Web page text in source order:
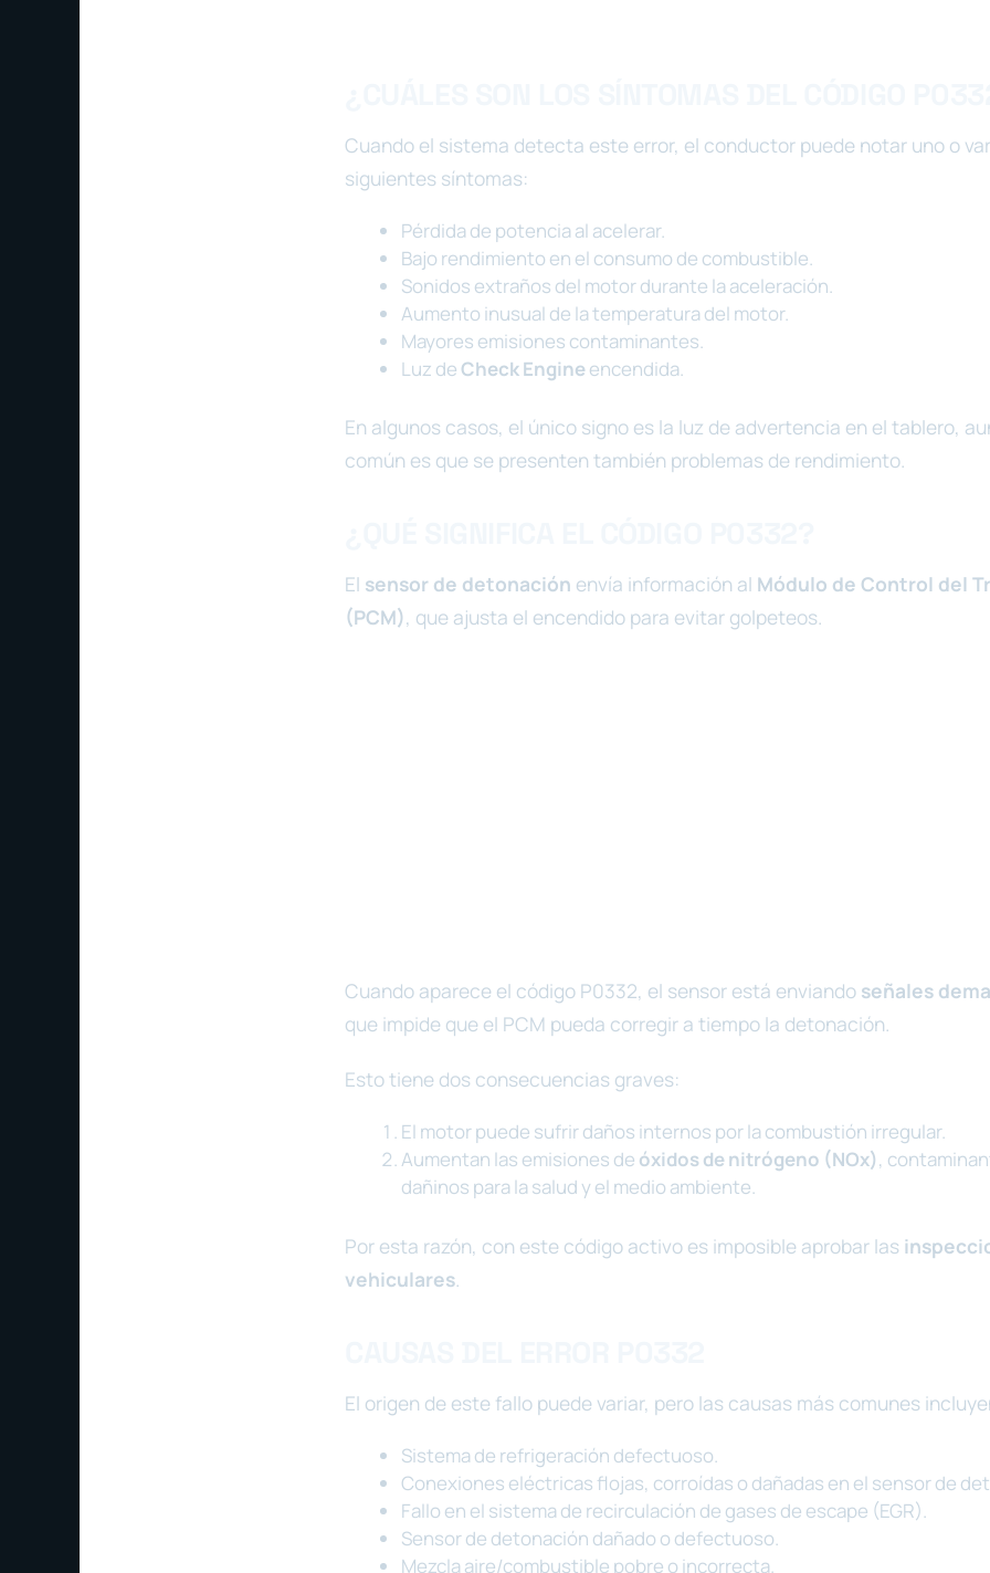
Cuando el sistema detecta este error, el conductor puede notar uno o
siguientes síntomas:
Pérdida de potencia al acelerar.
Bajo rendimiento en el consumo de combustible.
Sonidos extraños del motor durante la aceleración.
Aumento inusual de la temperatura del motor.
Mayores emisiones contaminantes.
Luz deCheck Engineencendida.
En algunos casos, el único signo es la luz de advertencia en el tablero,
común es que se presenten también problemas de rendimiento.
El sensor de detonación envía información al Módulo de Control del
(PCM), que ajusta el encendido para evitar golpeteos.
Cuando aparece el código P0332, el sensor está enviando señales
que impide que el PCM pueda corregir a tiempo la detonación.
Esto tiene dos consecuencias graves:
El motor puede sufrir daños internos por la combustión irregular.
Aumentan las emisiones de óxidos de nitrógeno (NOx),
dañinos para la salud y el medio ambiente.
Por esta razón, con este código activo es imposible aprobar las
vehiculares.
El origen de este fallo puede variar, pero las causas más comunes
Sistema de refrigeración defectuoso.
Conexiones eléctricas flojas, corroídas o dañadas en el sensor de
Fallo en el sistema de recirculación de gases de escape (EGR).
Sensor de detonación dañado o defectuoso.
Mezcla aire/combustible pobre o incorrecta.